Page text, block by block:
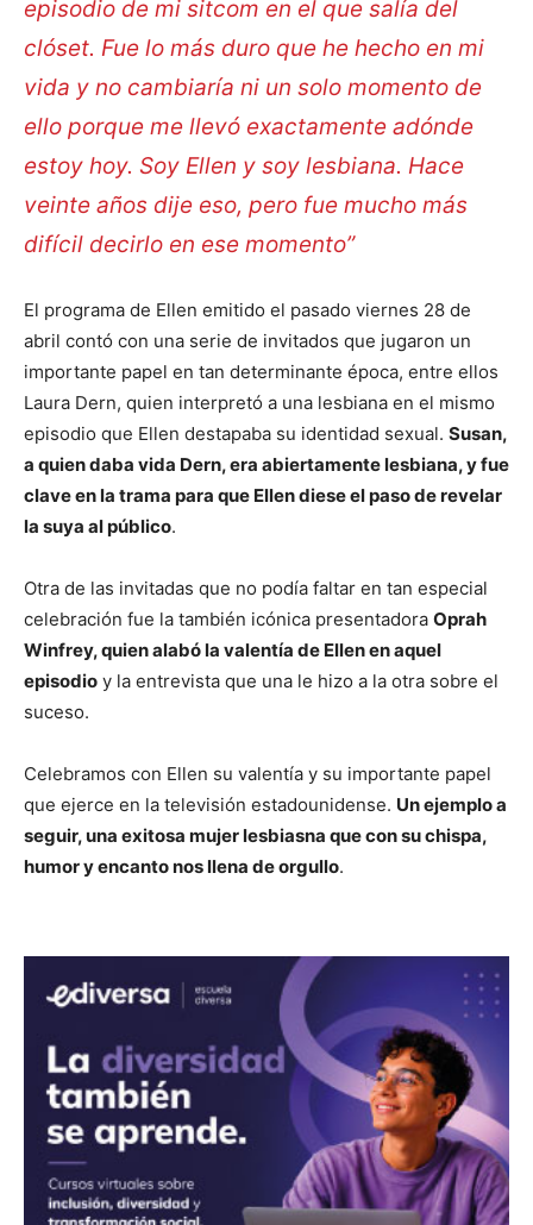
episodio de mi sitcom en el que salía del
clóset. Fue lo más duro que he hecho en mi
vida y no cambiaría ni un solo momento de
ello porque me llevó exactamente adónde
estoy hoy. Soy Ellen y soy lesbiana. Hace
veinte años dije eso, pero fue mucho más
difícil decirlo en ese momento”
El programa de Ellen emitido el pasado viernes 28 de
abril contó con una serie de invitados que jugaron un
importante papel en tan determinante época, entre ellos
Laura Dern, quien interpretó a una lesbiana en el mismo
episodio que Ellen destapaba su identidad sexual. Susan,
a quien daba vida Dern, era abiertamente lesbiana, y fue
clave en la trama para que Ellen diese el paso de revelar
la suya al público.
Otra de las invitadas que no podía faltar en tan especial
celebración fue la también icónica presentadora Oprah
Winfrey, quien alabó la valentía de Ellen en aquel
episodio y la entrevista que una le hizo a la otra sobre el
suceso.
Celebramos con Ellen su valentía y su importante papel
que ejerce en la televisión estadounidense. Un ejemplo a
seguir, una exitosa mujer lesbiasna que con su chispa,
humor y encanto nos llena de orgullo.